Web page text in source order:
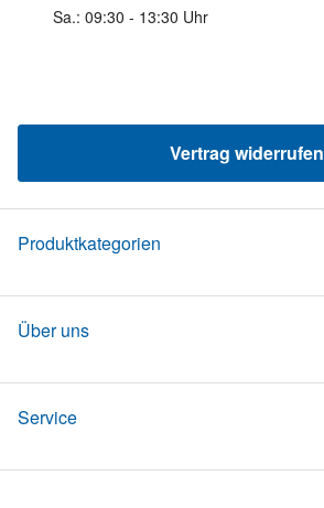
Sa.: 09:30 - 13:30 Uhr
Vertrag widerrufen
Produktkategorien
Über uns
Service